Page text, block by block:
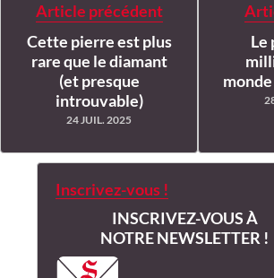
Article précédent
Cette pierre est plus
rare que le diamant
(et presque
introuvable)
24 JUIL. 2025
Le
monde
Inscrivez-vous !
INSCRIVEZ-VOUS À
NOTRE NEWSLETTER !